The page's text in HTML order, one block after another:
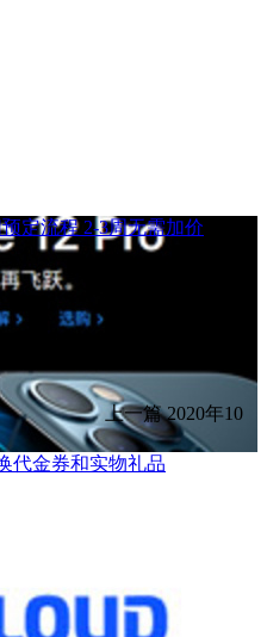
定流程 2-3周无需加价
上一篇 2020年10
代金券和实物礼品